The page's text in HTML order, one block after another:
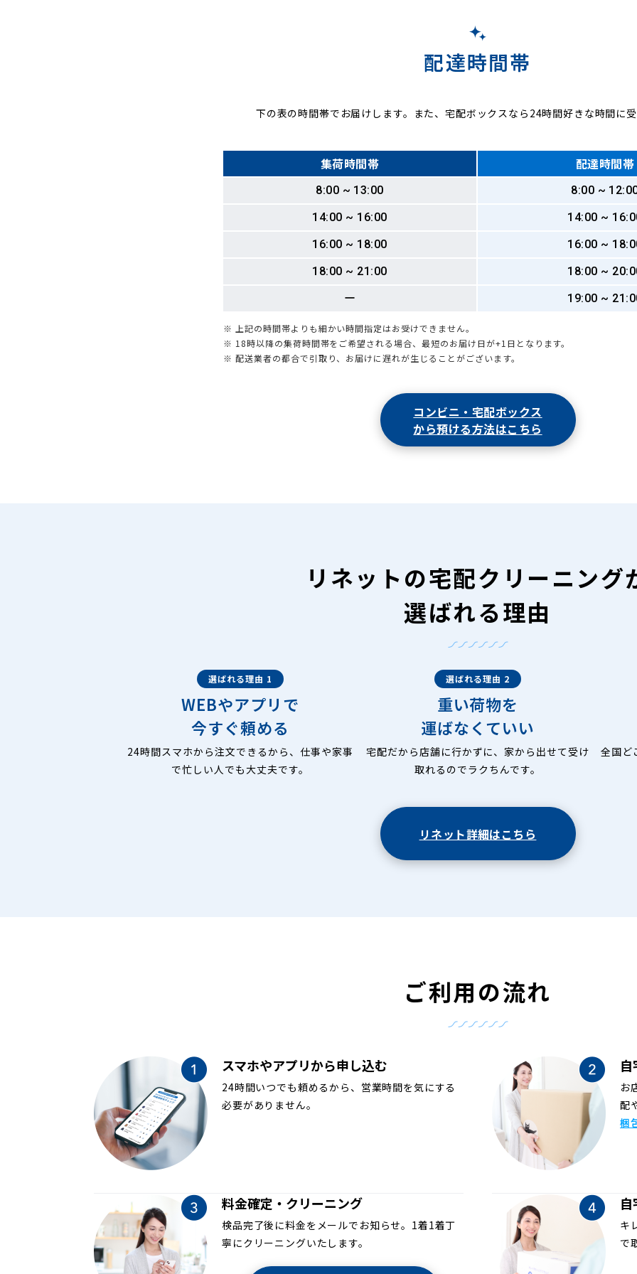
配達時間帯
下の表の時間帯でお届けします。また、宅配ボックスなら24時間好きな時間に
集荷時間帯 配達時間帯
8:00 ~ 13:00
8:00 ~
14:00 ~ 16:00
14:00 ~
16:00 ~ 18:00
16:00 ~
18:00 ~ 21:00
18:00 ~
ー
19:00 ~
※ 上記の時間帯よりも細かい時間指定はお受けできません。
※ 18時以降の集荷時間帯をご希望される場合、最短のお届け日が+1日となります。
※ 配送業者の都合で引取り、お届けに遅れが生じることがございます。
コンビニ・宅配ボックス
から預ける方法はこちら
リネットの宅配クリーニング
選ばれる理由
選ばれる理由 1
WEBやアプリで
今すぐ頼める
24時間スマホから注文できるから、仕事や家事
で忙しい人でも大丈夫です。
選ばれる理由 2
重い荷物を
運ばなくていい
宅配だから店舗に行かずに、家から出せて受け
取れるのでラクちんです。
全国ど
リネット詳細はこちら
ご利用の流れ
スマホやアプリから申し込む
24時間いつでも頼めるから、営業時間を気にする
必要がありません。
お
配
梱
料金確定・クリーニング
検品完了後に料金をメールでお知らせ。1着1着丁
寧にクリーニングいたします。
キ
で